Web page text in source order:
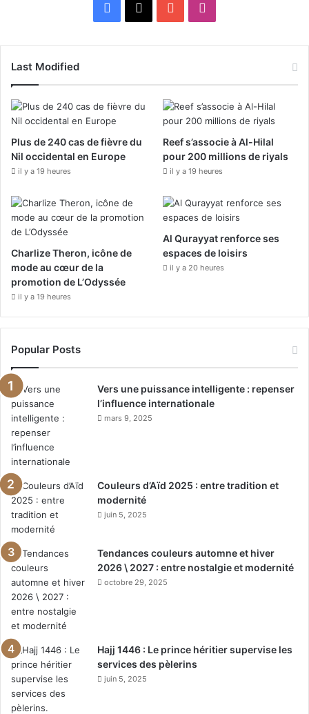
e
b
o
k
T
u
b
e
t
a
g
r
a
Last Modified
Plus de 240 cas de fièvre du
Nil occidental en Europe
il y a 19 heures
Reef s’associe à Al-Hilal
pour 200 millions de riyals
il y a 19 heures
Charlize Theron, icône de
mode au cœur de la
promotion de L’Odyssée
il y a 19 heures
Al Qurayyat renforce ses
espaces de loisirs
il y a 20 heures
Popular Posts
Vers une puissance intelligente : repenser
l’influence internationale
mars 9, 2025
Couleurs d’Aïd 2025 : entre tradition et
modernité
juin 5, 2025
Tendances couleurs automne et hiver
2026 \ 2027 : entre nostalgie et modernité
octobre 29, 2025
Hajj 1446 : Le prince héritier supervise les
services des pèlerins
juin 5, 2025